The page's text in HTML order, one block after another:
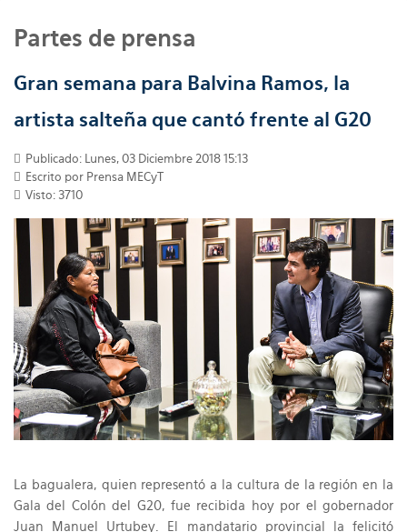
Partes de prensa
Gran semana para Balvina Ramos, la
artista salteña que cantó frente al G20
Publicado: Lunes, 03 Diciembre 2018 15:13
Escrito por Prensa MECyT
Visto: 3710
La bagualera, quien representó a la cultura de la región en la
Gala del Colón del G20, fue recibida hoy por el gobernador
Juan Manuel Urtubey. El mandatario provincial la felicitó